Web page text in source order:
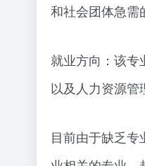
和社会团体急需
就业方向：该
以及人力资源管
目前由于缺乏